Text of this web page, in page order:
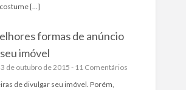
[…]
formas de anúncio
imóvel
de outubro de 2015 - 11 Comentários
de divulgar seu imóvel. Porém,